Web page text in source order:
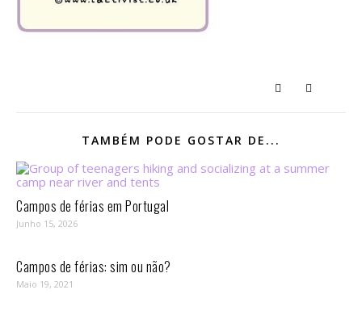
TAMBÉM PODE GOSTAR DE...
Campos de férias em Portugal
Junho 15, 2026
Campos de férias: sim ou não?
Maio 19, 2021